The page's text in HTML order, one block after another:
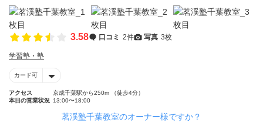
3.58 口コミ 2件 写真 3枚
学習塾・塾
カード可
アクセス
京成千葉駅から250m （徒歩4分）
本日の営業状況 13:00〜18:00
茗渓塾千葉教室のオーナー様ですか？